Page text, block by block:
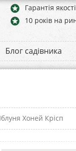
stars Гарантія якості
stars 10 років на
Блог садівника
Хоней Крісп